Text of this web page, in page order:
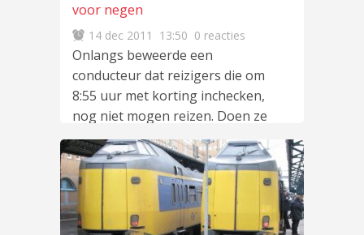
voor negen
14 dec 2011 13:50 0 reacties
Onlangs beweerde een
conducteur dat reizigers die om
8:55 uur met korting inchecken,
nog niet mogen reizen. Doen ze
datlees meer…